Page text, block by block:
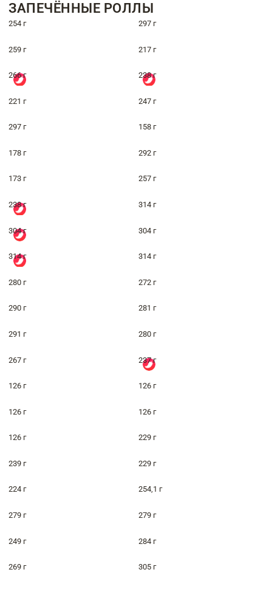
ЗАПЕЧЁННЫЕ РОЛЛЫ
254 г 297 г
259 г 217 г
266 г 238 г
221 г 247 г
297 г 158 г
178 г 292 г
173 г 257 г
238 г 314 г
304 г 304 г
314 г 314 г
280 г 272 г
290 г 281 г
291 г 280 г
267 г 237 г
126 г 126 г
126 г 126 г
126 г 229 г
239 г 229 г
224 г 254,1 г
279 г 279 г
249 г 284 г
269 г 305 г